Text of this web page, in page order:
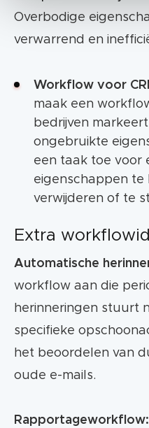
Overbodige
verwarrend en
Workflow voor
maak een
bedrijven
ongebruikte
een taak toe voor
eigenschappen
verwijderen of te
Extra
Automatische
workflow aan die
herinneringen stuurt
specifieke
het beoordelen van
oude e-mails.
Rapportageworkflow: